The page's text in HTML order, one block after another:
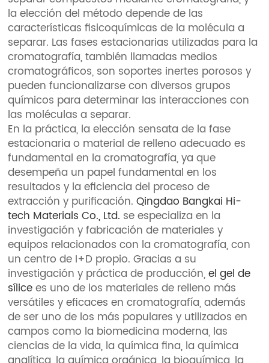
la elección del método depende de las
características fisicoquímicas de la molécula a
separar. Las fases estacionarias utilizadas para la
cromatografía, también llamadas medios
cromatográficos, son soportes inertes porosos y
pueden funcionalizarse con diversos grupos
químicos para determinar las interacciones con
las moléculas a separar.
En la práctica, la elección sensata de la fase
estacionaria o material de relleno adecuado es
fundamental en la cromatografía, ya que
desempeña un papel fundamental en los
resultados y la eficiencia del proceso de
extracción y purificación.Qingdao Bangkai Hi-
tech Materials Co., Ltd. se especializa en la
investigación y fabricación de materiales y
equipos relacionados con la cromatografía, con
un centro de I+D propio. Gracias a su
investigación y práctica de producción,el gel de
sílicees uno de los materiales de relleno más
versátiles y eficaces en cromatografía, además
de ser uno de los más populares y utilizados en
campos como la biomedicina moderna, las
ciencias de la vida, la química fina, la química